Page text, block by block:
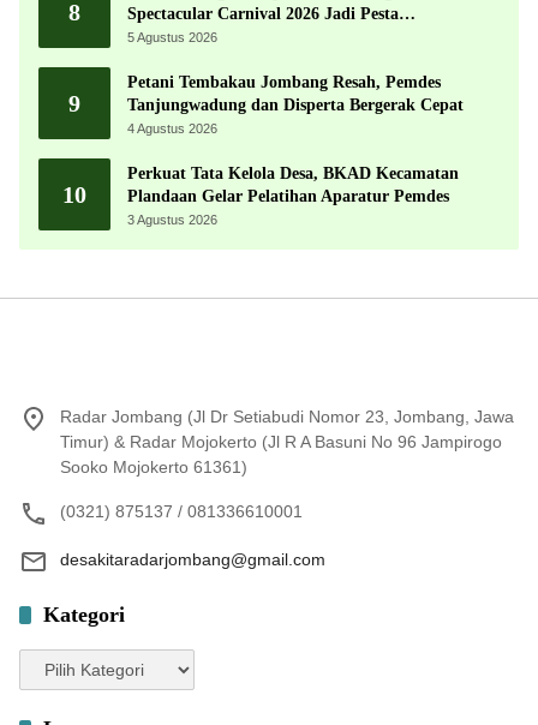
8
Spectacular Carnival 2026 Jadi Pesta
Kemerdekaan Terbesar di Peterongan
5 Agustus 2026
9
Petani Tembakau Jombang Resah, Pemdes
Tanjungwadung dan Disperta Bergerak Cepat
4 Agustus 2026
10
Perkuat Tata Kelola Desa, BKAD Kecamatan
Plandaan Gelar Pelatihan Aparatur Pemdes
3 Agustus 2026
Radar Jombang (Jl Dr Setiabudi Nomor 23, Jombang, Jawa
Timur) & Radar Mojokerto (Jl R A Basuni No 96 Jampirogo
Sooko Mojokerto 61361)
(0321) 875137 / 081336610001
desakitaradarjombang@gmail.com
Kategori
Kategori